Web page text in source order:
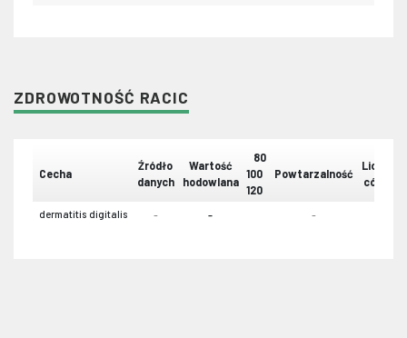
ZDROWOTNOŚĆ RACIC
Cecha
Źródło
danych
Wartość
hodowlana
80
100
120
Powtarzalność
Liczba
córek
dermatitis digitalis - - -